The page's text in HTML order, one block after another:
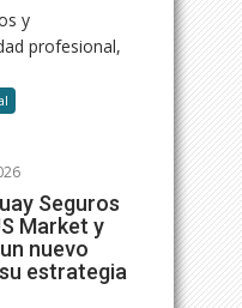
y
profesional,
Seguros
Market y
nuevo
estrategia